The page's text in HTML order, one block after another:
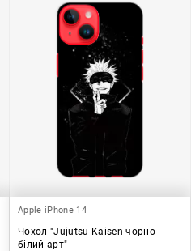
Apple iPhone 14
Чохол "Jujutsu Kaisen чорно-
білий арт"